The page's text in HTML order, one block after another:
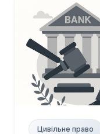
Цивільне право